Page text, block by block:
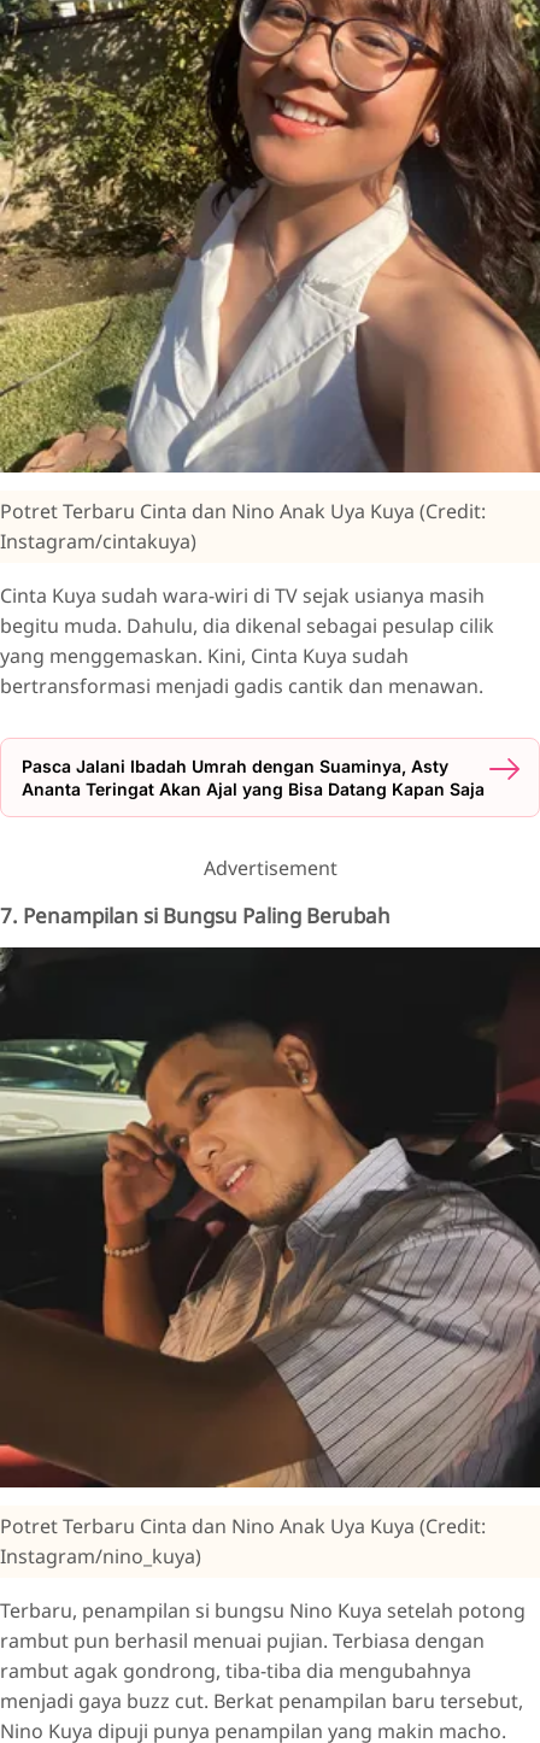
Potret Terbaru Cinta dan Nino Anak Uya Kuya (Credit:
Instagram/cintakuya)
Cinta Kuya sudah wara-wiri di TV sejak usianya masih
begitu muda. Dahulu, dia dikenal sebagai pesulap cilik
yang menggemaskan. Kini, Cinta Kuya sudah
bertransformasi menjadi gadis cantik dan menawan.
Pasca Jalani Ibadah Umrah dengan Suaminya, Asty
Ananta Teringat Akan Ajal yang Bisa Datang Kapan Saja
Advertisement
7. Penampilan si Bungsu Paling Berubah
Potret Terbaru Cinta dan Nino Anak Uya Kuya (Credit:
Instagram/nino_kuya)
Terbaru, penampilan si bungsu Nino Kuya setelah potong
rambut pun berhasil menuai pujian. Terbiasa dengan
rambut agak gondrong, tiba-tiba dia mengubahnya
menjadi gaya buzz cut. Berkat penampilan baru tersebut,
Nino Kuya dipuji punya penampilan yang makin macho.